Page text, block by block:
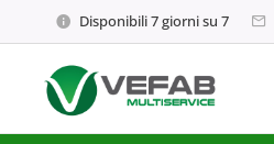
Disponibili 7 giorni su 7